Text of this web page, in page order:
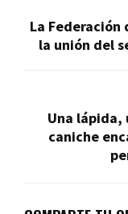
La Federación
la unión del
Una lápida,
caniche